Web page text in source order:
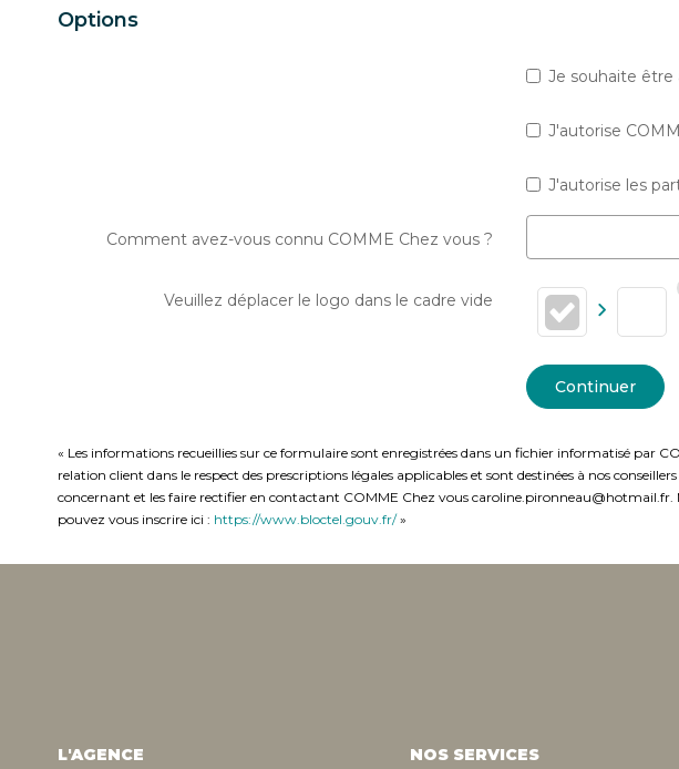
Options
Je souhaite
J'autorise
J'autorise les
Comment avez-vous connu COMME Chez vous ?
Veuillez déplacer le logo dans le cadre vide
Continuer
« Les informations recueillies sur ce formulaire sont enregistrées dans un fichier informatisé par
relation client dans le respect des prescriptions légales applicables et sont destinées à nos
concernant et les faire rectifier en contactant COMME Chez vous
pouvez vous inscrire ici : https://www.bloctel.gouv.fr/»
L'AGENCE NOS SERVICES